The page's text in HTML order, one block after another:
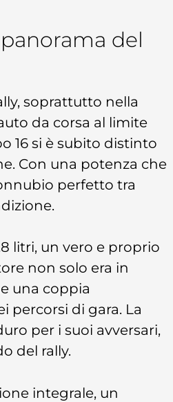
del
soprattutto nella
da corsa al limite
16 si è subito distinto
Con una potenza che
perfetto tra
litri, un vero e proprio
non solo era in
una coppia
percorsi di gara. La
per i suoi avversari,
del rally.
integrale, un